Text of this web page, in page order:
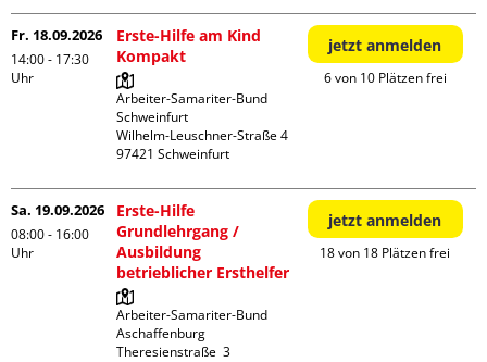
Fr. 18.09.2026
14:00 - 17:30
Uhr
Erste-Hilfe am Kind
Kompakt
Arbeiter-Samariter-Bund
Schweinfurt
Wilhelm-Leuschner-Straße 4
jetzt anmelden
6 von 10 Plätzen frei
Sa. 19.09.2026
08:00 - 16:00
Uhr
Erste-Hilfe
Grundlehrgang /
Ausbildung
betrieblicher Ersthelfer
Arbeiter-Samariter-Bund
Aschaffenburg
Theresienstraße  3
jetzt anmelden
18 von 18 Plätzen frei